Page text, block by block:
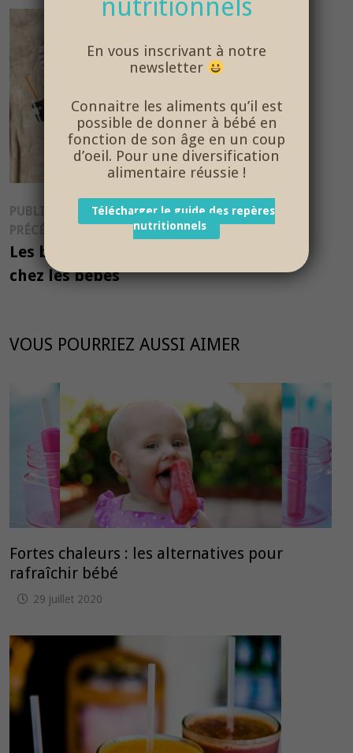
Navigation
de
l’article
PUBLICATION
PRÉCÉDENTE Publication
Les boissons sucrées
chez les bébés
VOUS POURRIEZ AUSSI AIMER
Fortes chaleurs : les alternatives pour
rafraîchir bébé
29 juillet 2020
nutritionnels
En vous inscrivant à notre
newsletter
Connaitre les aliments qu’il est
possible de donner à bébé en
fonction de son âge en un coup
d’oeil. Pour une diversification
alimentaire réussie !
Télécharger le guide des repères
nutritionnels